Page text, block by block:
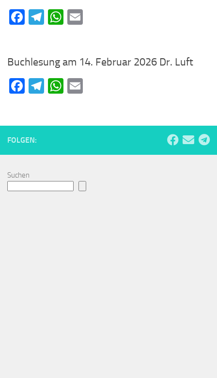
Facebook
Telegram
WhatsApp
Buchlesung am 14. Februar 2026 Dr. Luft
Facebook
Telegram
WhatsApp
FOLGEN:
Suchen